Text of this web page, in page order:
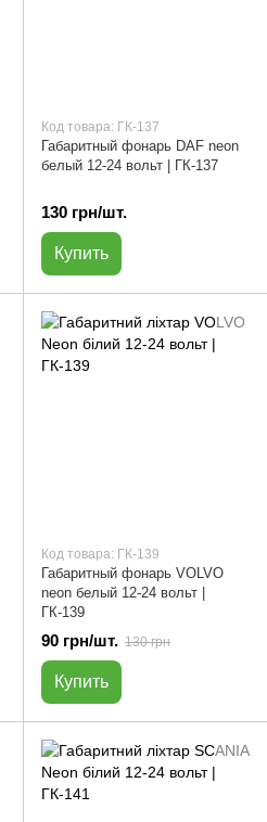
Код товара: ГК-137
Габаритный фонарь DAF neon
белый 12-24 вольт | ГК-137
130 грн/шт.
Купить
Код товара: ГК-139
Габаритный фонарь VOLVO
neon белый 12-24 вольт |
ГК-139
90 грн/шт. 130 грн
Купить